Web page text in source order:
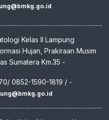
Kelas II Lampung
Hujan, Prakiraan Musim
Sumatera Km.35 -
0852-1590-1819 / -